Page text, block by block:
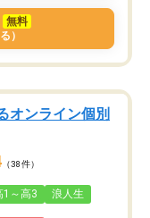
無料
）
オンライン個別
（38件）
1～高3 浪人生